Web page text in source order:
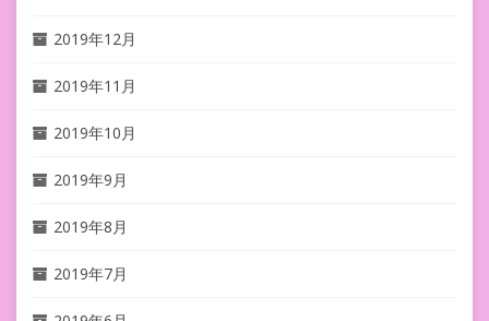
2019年12月
2019年11月
2019年10月
2019年9月
2019年8月
2019年7月